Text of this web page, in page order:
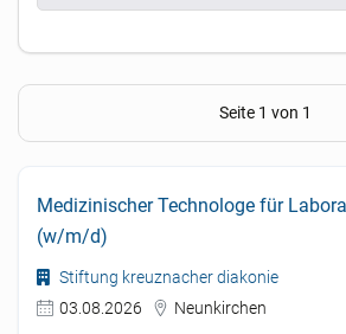
Seite 1 von 1
Medizinischer Technologe für
(w/m/d)
Stiftung kreuznacher diakonie
03.08.2026
Neunkirchen